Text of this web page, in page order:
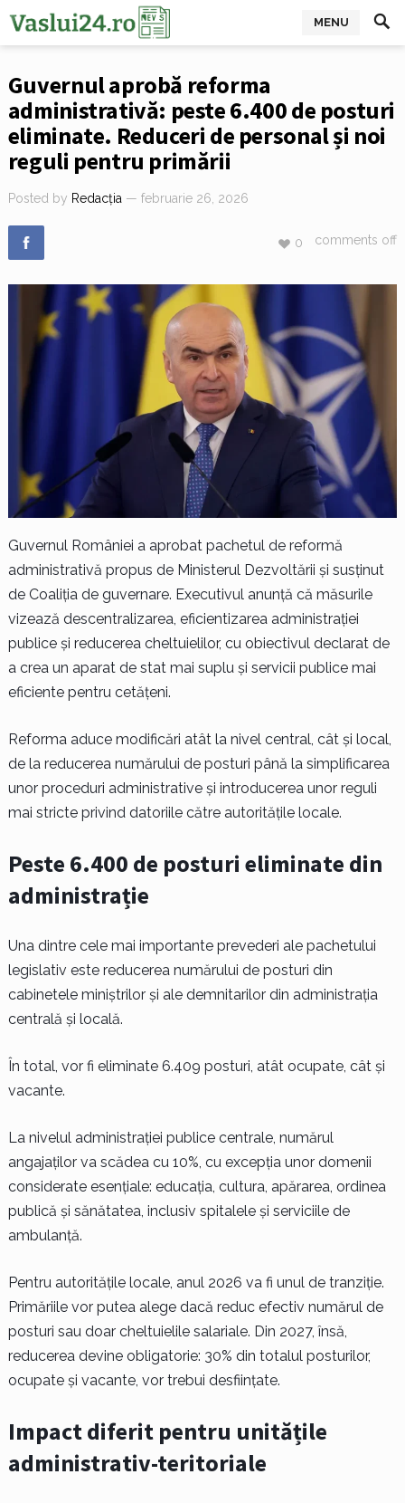
MENU
Guvernul aprobă reforma
administrativă: peste 6.400 de posturi
eliminate. Reduceri de personal și noi
reguli pentru primării
Posted by Redacția — februarie 26, 2026
comments off
0
Guvernul României a aprobat pachetul de reformă
administrativă propus de Ministerul Dezvoltării și susținut
de Coaliția de guvernare. Executivul anunță că măsurile
vizează descentralizarea, eficientizarea administrației
publice și reducerea cheltuielilor, cu obiectivul declarat de
a crea un aparat de stat mai suplu și servicii publice mai
eficiente pentru cetățeni.
Reforma aduce modificări atât la nivel central, cât și local,
de la reducerea numărului de posturi până la simplificarea
unor proceduri administrative și introducerea unor reguli
mai stricte privind datoriile către autoritățile locale.
Peste 6.400 de posturi eliminate din
administrație
Una dintre cele mai importante prevederi ale pachetului
legislativ este reducerea numărului de posturi din
cabinetele miniștrilor și ale demnitarilor din administrația
centrală și locală.
În total, vor fi eliminate 6.409 posturi, atât ocupate, cât și
vacante.
La nivelul administrației publice centrale, numărul
angajaților va scădea cu 10%, cu excepția unor domenii
considerate esențiale: educația, cultura, apărarea, ordinea
publică și sănătatea, inclusiv spitalele și serviciile de
ambulanță.
Pentru autoritățile locale, anul 2026 va fi unul de tranziție.
Primăriile vor putea alege dacă reduc efectiv numărul de
posturi sau doar cheltuielile salariale. Din 2027, însă,
reducerea devine obligatorie: 30% din totalul posturilor,
ocupate și vacante, vor trebui desființate.
Impact diferit pentru unitățile
administrativ-teritoriale